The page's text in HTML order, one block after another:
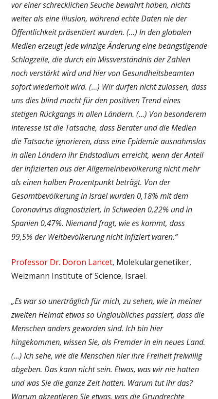
vor einer schrecklichen Seuche bewahrt haben, nichts
weiter als eine Illusion, während echte Daten nie der
Öffentlichkeit präsentiert wurden. (…) In den globalen
Medien erzeugt jede winzige Änderung eine beängstigende
Schlagzeile, die durch ein Missverständnis der Zahlen
noch verstärkt wird und hier von Gesundheitsbeamten
sofort wiederholt wird. (…) Wir dürfen nicht zulassen, dass
uns dies blind macht für den positiven Trend eines
stetigen Rückgangs in allen Ländern. (…) Von besonderem
Interesse ist die Tatsache, dass Berater und die Medien
die Tatsache ignorieren, dass eine Epidemie ausnahmslos
in allen Ländern ihr Endstadium erreicht, wenn der Anteil
der Infizierten aus der Allgemeinbevölkerung nicht mehr
als einen halben Prozentpunkt beträgt. Von der
Gesamtbevölkerung in Israel wurden 0,18% mit dem
Coronavirus diagnostiziert, in Schweden 0,22% und in
Spanien 0,47%. Niemand fragt, wie es kommt, dass
99,5% der Weltbevölkerung nicht infiziert waren.“
Professor Dr. Doron Lancet, Molekulargenetiker,
Weizmann Institute of Science, Israel.
„Es war so unerträglich für mich, zu sehen, wie in meiner
zweiten Heimat etwas so Unglaubliches passiert, dass die
Menschen anders geworden sind. Ich bin hier
hingekommen, wissen Sie, als Fremder in ein neues Land.
(…) Ich sehe, wie die Menschen hier ihre Freiheit freiwillig
abgeben. Das kann nicht sein. Etwas, was wir nie hatten
und was Sie die ganze Zeit hatten. Warum tut ihr das?
Warum akzeptieren Sie etwas, was die Grundrechte